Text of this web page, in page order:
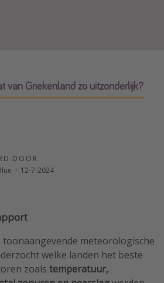
van Griekenland zo uitzonderlijk?
DOOR
· 12-7-2024
toonaangevende meteorologische
welke landen het beste
zoals temperatuur,